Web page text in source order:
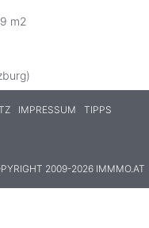
m2
IMPRESSUM
TIPPS
2009-2026 IMMMO.AT